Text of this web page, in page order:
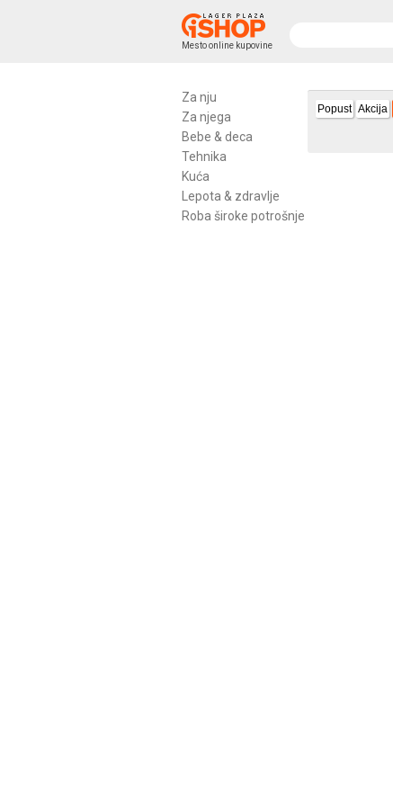
Mesto online kupovine
Za nju
Za njega
Bebe & deca
Tehnika
Kuća
Lepota & zdravlje
Roba široke potrošnje
Popust Akcija